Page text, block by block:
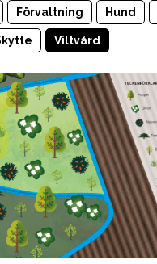
Förvaltning Hund
Viltvård